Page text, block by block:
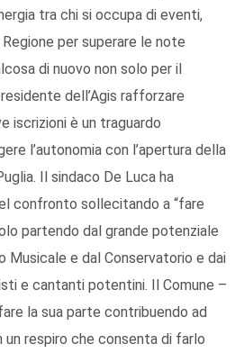
tra chi si occupa di eventi,
per superare le note
di nuovo non solo per il
dell’Agis rafforzare
iscrizioni è un traguardo
l’autonomia con l’apertura della
Il sindaco De Luca ha
confronto sollecitando a “fare
partendo dal grande potenziale
Musicale e dal Conservatorio e dai
e cantanti potentini. Il Comune –
la sua parte contribuendo ad
un respiro che consenta di farlo